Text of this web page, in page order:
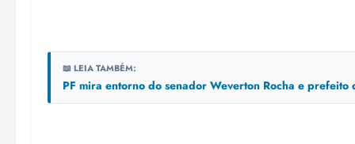
📖 LEIA TAMBÉM:
PF mira entorno do senador Weverton Rocha e